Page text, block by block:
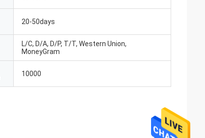
20-50days
L/C, D/A, D/P, T/T, Western Union,
MoneyGram
10000